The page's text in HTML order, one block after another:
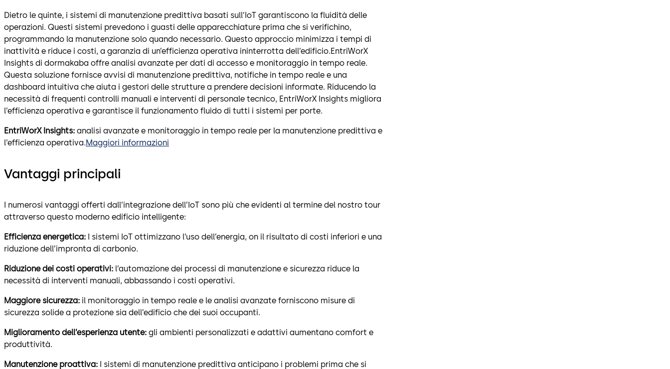
Dietro le quinte, i sistemi di manutenzione predittiva basati sull’IoT garantiscono la fluidità delle
operazioni. Questi sistemi prevedono i guasti delle apparecchiature prima che si verifichino,
programmando la manutenzione solo quando necessario. Questo approccio minimizza i tempi di
inattività e riduce i costi, a garanzia di un’efficienza operativa ininterrotta dell’edificio.EntriWorX
Insights di dormakaba offre analisi avanzate per dati di accesso e monitoraggio in tempo reale.
Questa soluzione fornisce avvisi di manutenzione predittiva, notifiche in tempo reale e una
dashboard intuitiva che aiuta i gestori delle strutture a prendere decisioni informate. Riducendo la
necessità di frequenti controlli manuali e interventi di personale tecnico, EntriWorX Insights migliora
l’efficienza operativa e garantisce il funzionamento fluido di tutti i sistemi per porte.
EntriWorX Insights: analisi avanzate e monitoraggio in tempo reale per la manutenzione predittiva e
l’efficienza operativa.Maggiori informazioni
Vantaggi principali
I numerosi vantaggi offerti dall’integrazione dell’IoT sono più che evidenti al termine del nostro tour
attraverso questo moderno edificio intelligente:
Efficienza energetica: I sistemi IoT ottimizzano l’uso dell’energia, on il risultato di costi inferiori e una
riduzione dell’impronta di carbonio.
Riduzione dei costi operativi: l’automazione dei processi di manutenzione e sicurezza riduce la
necessità di interventi manuali, abbassando i costi operativi.
Maggiore sicurezza: il monitoraggio in tempo reale e le analisi avanzate forniscono misure di
sicurezza solide a protezione sia dell’edificio che dei suoi occupanti.
Miglioramento dell’esperienza utente: gli ambienti personalizzati e adattivi aumentano comfort e
produttività.
Manutenzione proattiva: I sistemi di manutenzione predittiva anticipano i problemi prima che si